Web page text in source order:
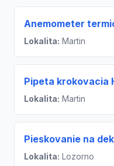
Anemometer
Lokalita: Martin
Pipeta krokovacia
Lokalita: Martin
Pieskovanie na
Lokalita: Lozorno